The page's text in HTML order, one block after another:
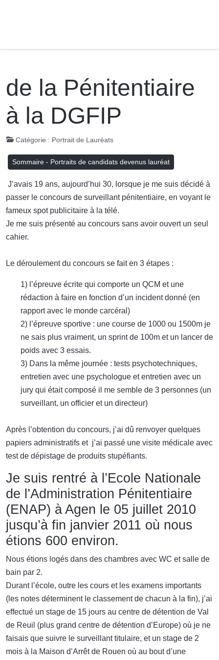
de la Pénitentiaire
à la DGFIP
Catégorie : Portrait de Lauréats
Sommaire - Portraits de candidats devenus lauréat
J’avais 19 ans, aujourd’hui 30, lorsque je me suis décidé à
passer le concours de surveillant pénitentiaire, en voyant le
fameux spot publicitaire à la télé.
Je me suis présenté au concours sans avoir ouvert un seul
cahier.
Le déroulement du concours se fait en 3 étapes :
1) l’épreuve écrite qui comporte un QCM et une
rédaction à faire en fonction d’un incident donné (en
rapport avec le monde carcéral)
2) l’épreuve sportive : une course de 1000 ou 1500m je
ne sais plus vraiment, un sprint de 100m et un lancer de
poids avec 3 essais.
3) Dans la même journée : tests psychotechniques,
entretien avec une psychologue et entretien avec un
jury qui était composé il me semble de 3 personnes (un
surveillant, un officier et un directeur)
Après l’obtention du concours, j’ai dû renvoyer quelques
papiers administratifs et j’ai passé une visite médicale avec
test de dépistage de produits stupéfiants.
Je suis rentré à l’Ecole Nationale
de l’Administration Pénitentiaire
(ENAP) à Agen le 05 juillet 2010
jusqu’à fin janvier 2011 où nous
étions 600 environ.
Nous étions logés dans des chambres avec WC et salle de
bain par 2.
Durant l’école, outre les cours et les examens importants
(les notes déterminent le classement de chacun à la fin), j’ai
effectué un stage de 15 jours au centre de détention de Val
de Reuil (plus grand centre de détention d’Europe) où je ne
faisais que suivre le surveillant titulaire, et un stage de 2
mois à la Maison d’Arrêt de Rouen où au bout d’une